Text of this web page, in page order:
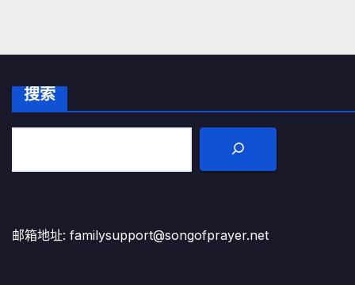
搜索
邮箱地址: familysupport@songofprayer.net